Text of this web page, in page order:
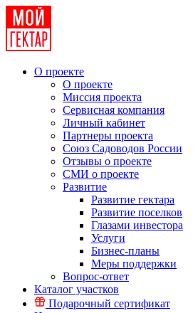
О проекте
О проекте
Миссия проекта
Сервисная компания
Личный кабинет
Партнеры проекта
Союз Садоводов России
Отзывы о проекте
СМИ о проекте
Развитие
Развитие гектара
Развитие поселков
Глазами инвестора
Услуги
Бизнес-планы
Меры поддержки
Вопрос-ответ
Каталог участков
Подарочный сертификат